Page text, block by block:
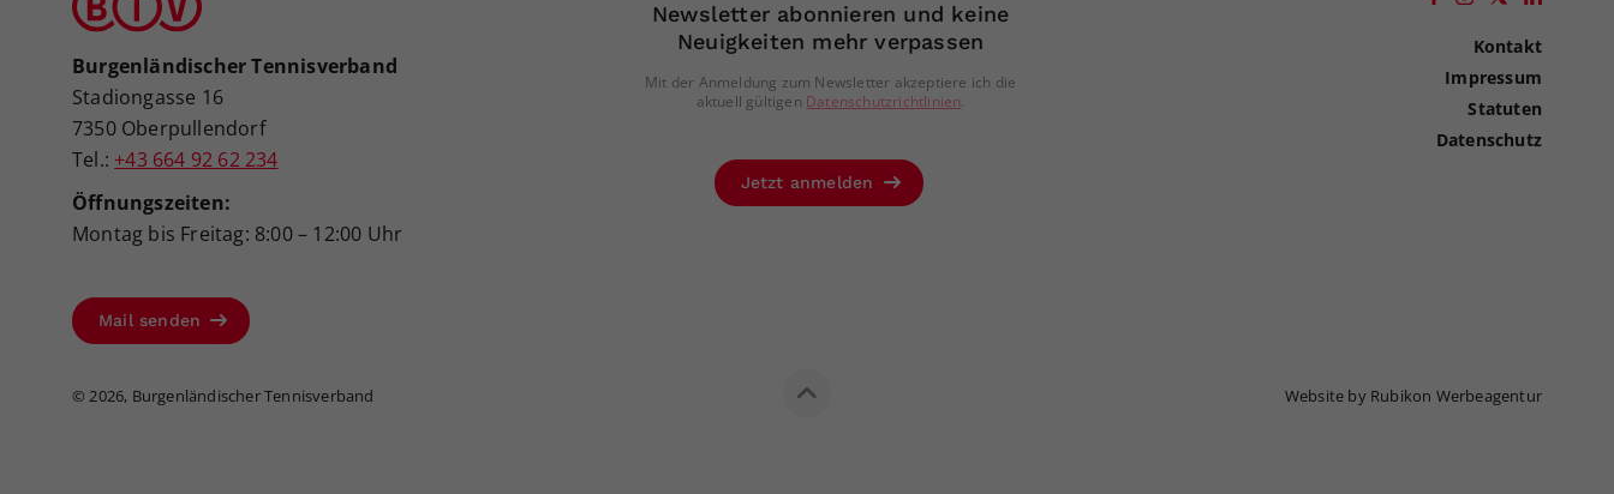
Burgenländischer Tennisverband
Stadiongasse 16
7350 Oberpullendorf
Tel.: +43 664 92 62 234
Öffnungszeiten:
Montag bis Freitag: 8:00 – 12:00 Uhr
Mail senden
Newsletter abonnieren und keine
Neuigkeiten mehr verpassen
Mit der Anmeldung zum Newsletter akzeptiere ich die
aktuell gültigen Datenschutzrichtlinien.
Jetzt anmelden
Kontakt
Impressum
Statuten
Datenschutz
©2026, Burgenländischer Tennisverband Website by Rubikon Werbeagentur